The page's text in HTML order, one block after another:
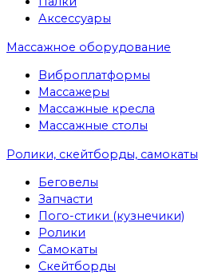
Аксессуары
Массажное оборудование
Виброплатформы
Массажеры
Массажные кресла
Массажные столы
Ролики, скейтборды, самокаты
Беговелы
Запчасти
Пого-стики (кузнечики)
Ролики
Самокаты
Скейтборды